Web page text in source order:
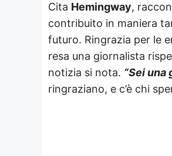
Cita Hemingway,
contribuito in maniera
futuro. Ringrazia per le
resa una giornalista
notizia si nota. “Sei una
ringraziano, e c’è chi